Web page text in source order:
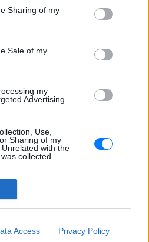
Sharing of my
Sale of my
my
Advertising.
Use,
Sharing of my
with the
collected.
Access Privacy Policy
Lee Komoroski, με αλκοόλ
Beach - τώρα νέο υλικό από το
τμήμα αποκαλύπτει τη
στις Σέρρες: «Έχασα τη
και το παιδί μου, τα
στην επαρχιακή οδό Αμφίπολης
στο κέντρο της
Έσπασαν το
του οδηγού – «Μην κάνεις